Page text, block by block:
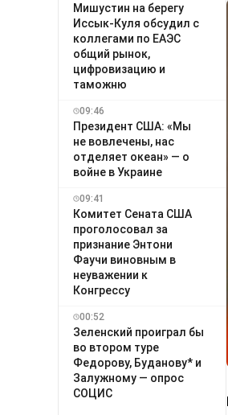
Мишустин на берегу
Иссык-Куля обсудил с
коллегами по ЕАЭС
общий рынок,
цифровизацию и
таможню
09:46
Президент США: «Мы
не вовлечены, нас
отделяет океан» — о
войне в Украине
09:41
Комитет Сената США
проголосовал за
признание Энтони
Фаучи виновным в
неуважении к
Конгрессу
00:52
Зеленский проиграл бы
во втором туре
Федорову, Буданову* и
Залужному — опрос
СОЦИС